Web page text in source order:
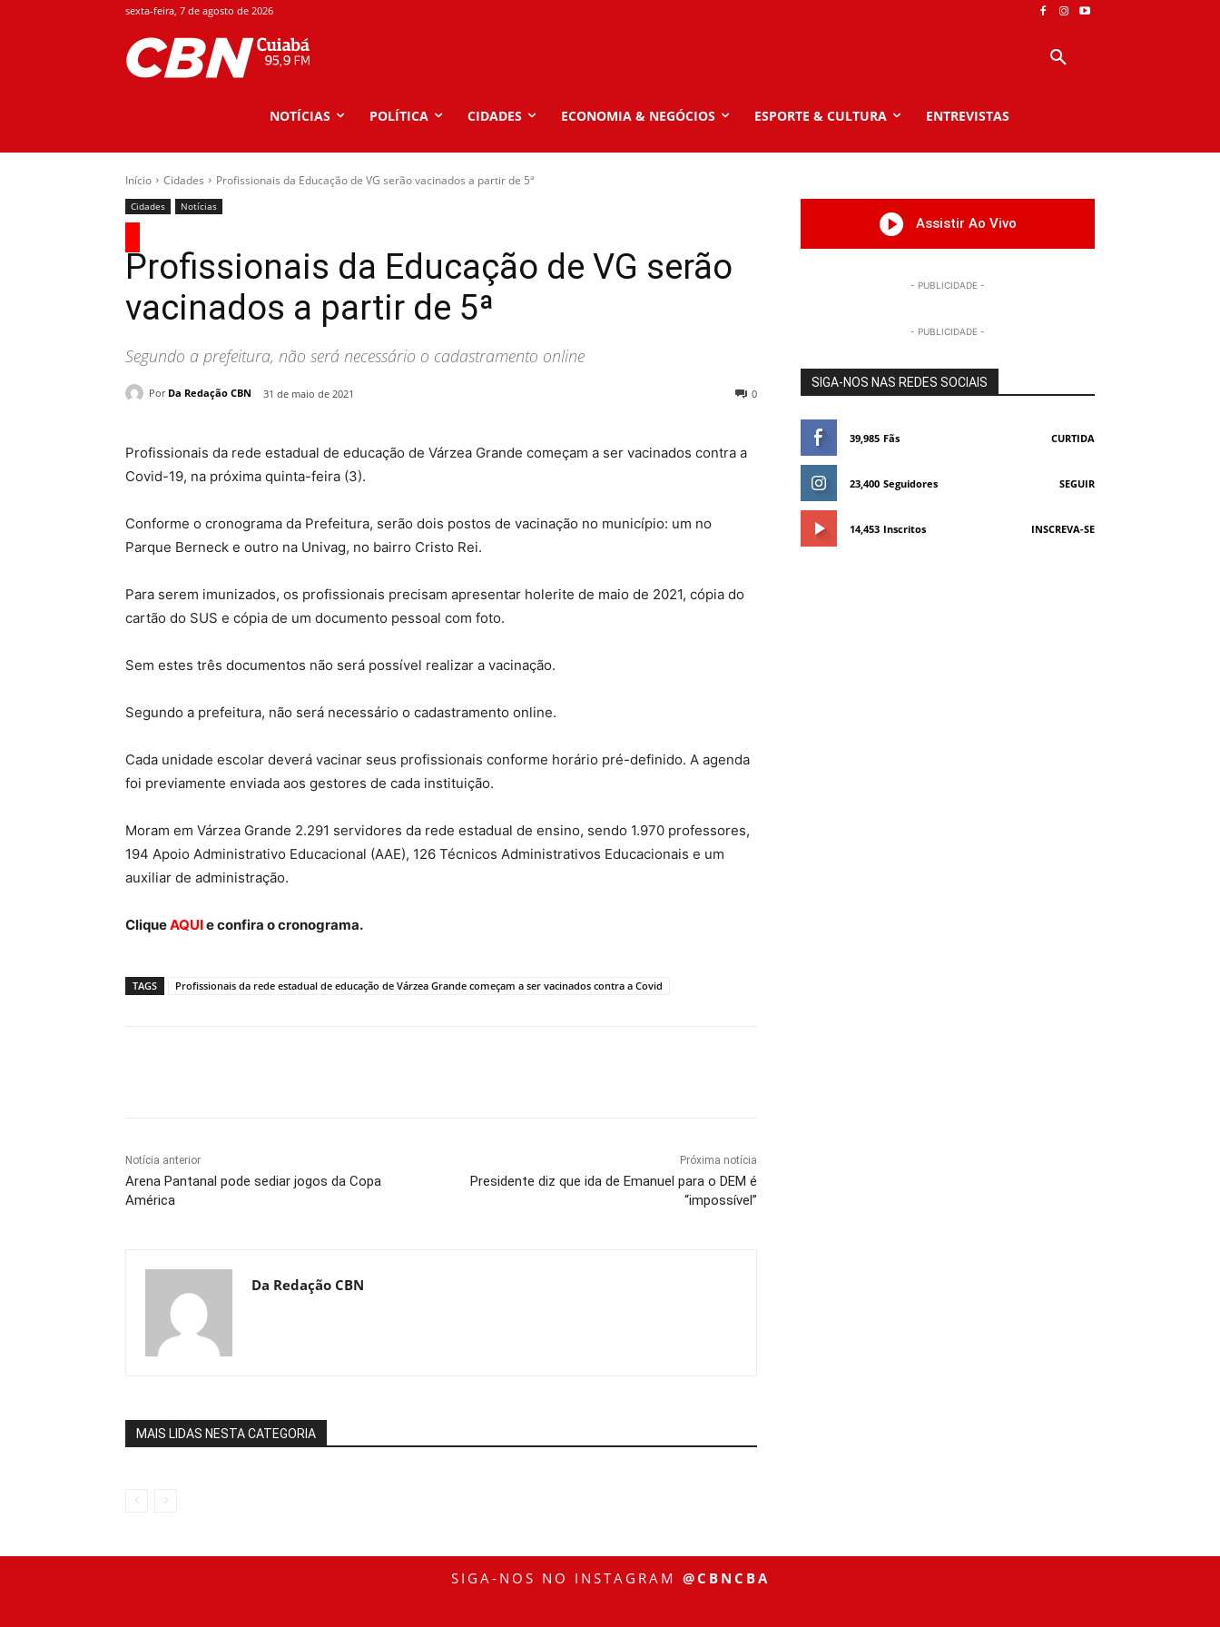
sexta-feira, 7 de agosto de 2026
NOTÍCIAS POLÍTICA CIDADES ECONOMIA & NEGÓCIOS ESPORTE & CULTURA ENTREVISTAS
Início Cidades Profissionais da Educação de VG serão vacinados a partir de 5ª
Cidades Notícias
Profissionais da Educação de VG serão
vacinados a partir de 5ª
Segundo a prefeitura, não será necessário o cadastramento online
Por Da Redação CBN 31 de maio de 2021 0
Profissionais da rede estadual de educação de Várzea Grande começam a ser vacinados contra a
Covid-19, na próxima quinta-feira (3).
Conforme o cronograma da Prefeitura, serão dois postos de vacinação no município: um no
Parque Berneck e outro na Univag, no bairro Cristo Rei.
Para serem imunizados, os profissionais precisam apresentar holerite de maio de 2021, cópia do
cartão do SUS e cópia de um documento pessoal com foto.
Sem estes três documentos não será possível realizar a vacinação.
Segundo a prefeitura, não será necessário o cadastramento online.
Cada unidade escolar deverá vacinar seus profissionais conforme horário pré-definido. A agenda
foi previamente enviada aos gestores de cada instituição.
Moram em Várzea Grande 2.291 servidores da rede estadual de ensino, sendo 1.970 professores,
194 Apoio Administrativo Educacional (AAE), 126 Técnicos Administrativos Educacionais e um
auxiliar de administração.
CliqueAQUIe confira o cronograma.
TAGS Profissionais da rede estadual de educação de Várzea Grande começam a ser vacinados contra a Covid
Notícia anterior
Arena Pantanal pode sediar jogos da Copa
América
Próxima notícia
Presidente diz que ida de Emanuel para o DEM é
“impossível”
Da Redação CBN
MAIS LIDAS NESTA CATEGORIA
Assistir Ao Vivo
- PUBLICIDADE -
- PUBLICIDADE -
SIGA-NOS NAS REDES SOCIAIS
39,985 Fãs CURTIDA
23,400 Seguidores SEGUIR
14,453 Inscritos INSCREVA-SE
SIGA-NOS NO INSTAGRAM @CBNCBA